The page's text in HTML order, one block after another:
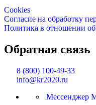
Cookies
Согласие на обработку
Политика в отношении
Обратная связь
8 (800) 100-49-33
info@kr2020.ru
Мессенджер